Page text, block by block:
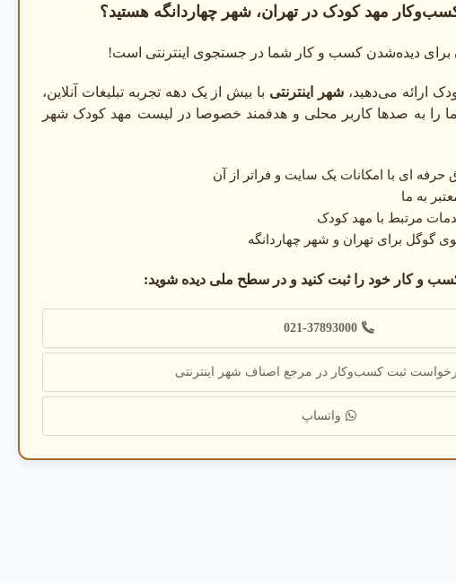
برنامه آموزشی و امکانات مهد کودک راهنمایی می کنند.
آموزشی و برنامه زمانی کودک را مشخص کنید.
مدار بسته و فضای بازی مطمئن شوید.
گارانتی رضایت والدین انتخاب کنید.
کودک را با مشاوران بررسی کنید.
را پس از ثبت نام بررسی کنید.
مهد کودک در تهران، شهر چهاردانگه هستید؟
برای دیده‌شدن کسب و کار شما در جستجوی اینترنتی است!
ارائه می‌دهید، شهر اینترنتی با بیش از یک دهه تجربه تبلیغات آنلاین،
را به صدها کاربر محلی و هدفمند خصوصا در لیست مهد کودک شهر
ای با امکانات یک سایت و فراتر از آن
به ما
مرتبط با مهد کودک
گوگل برای تهران و شهر چهاردانگه
و کار خود را ثبت کنید و در سطح ملی دیده شوید:
021-37893000
ثبت کسب‌وکار در مرجع اصناف شهر اینترنتی
واتساپ